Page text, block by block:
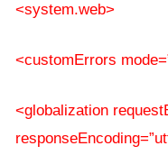
<system.web>
<customErrors
<globalization